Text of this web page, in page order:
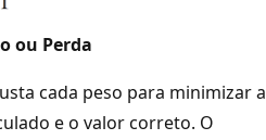
ou Perda
cada peso para minimizar a
e o valor correto. O